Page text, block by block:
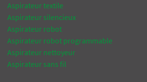
Aspirateur textile
Aspirateur silencieux
Aspirateur robot
Aspirateur robot programmable
Aspirateur nettoyeur
Aspirateur sans fil